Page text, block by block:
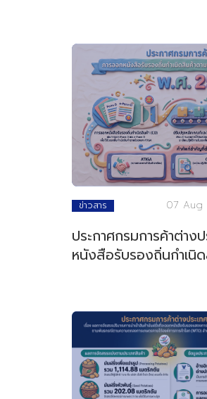
ข่าวสาร 07 Aug
ประกาศกรมการค้าต่าง
หนังสือรับรองถิ่นกำเนิ